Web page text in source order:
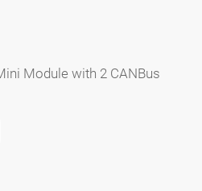
Module with 2 CANBus